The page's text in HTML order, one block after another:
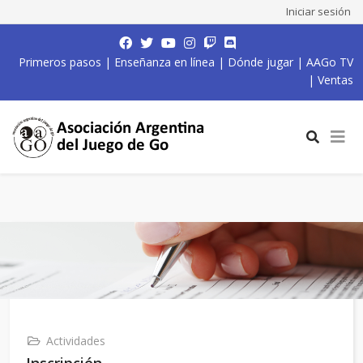
Iniciar sesión
Primeros pasos | Enseñanza en línea | Dónde jugar | AAGo TV
| Ventas
Actividades